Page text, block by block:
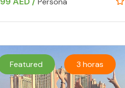
Featured 3 horas